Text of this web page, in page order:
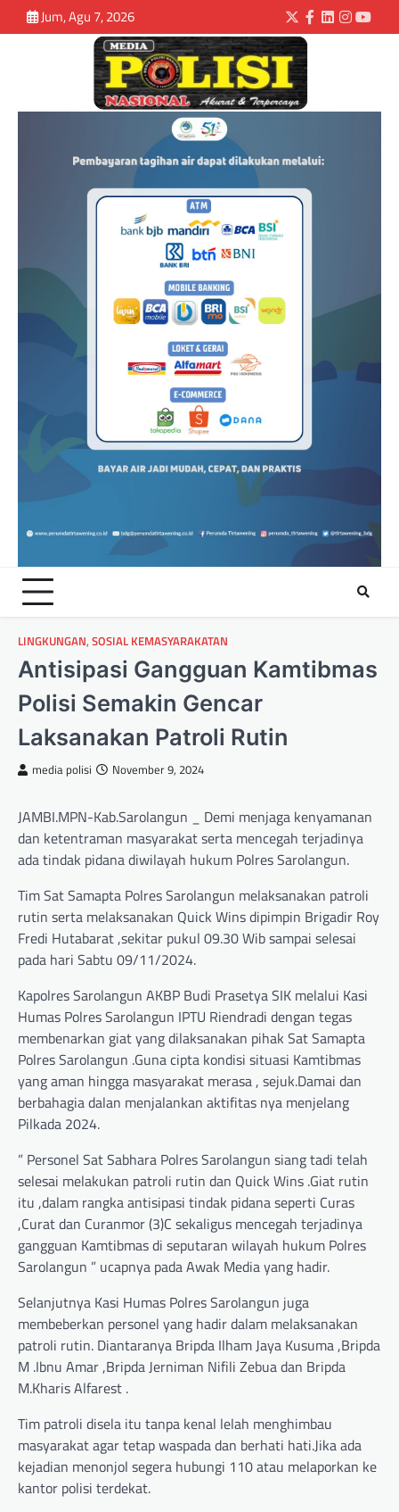
Jum, Agu 7, 2026
LINGKUNGAN, SOSIAL KEMASYARAKATAN
Antisipasi Gangguan Kamtibmas
Polisi Semakin Gencar
Laksanakan Patroli Rutin
media polisi November 9, 2024
JAMBI.MPN-Kab.Sarolangun _ Demi menjaga kenyamanan
dan ketentraman masyarakat serta mencegah terjadinya
ada tindak pidana diwilayah hukum Polres Sarolangun.
Tim Sat Samapta Polres Sarolangun melaksanakan patroli
rutin serta melaksanakan Quick Wins dipimpin Brigadir Roy
Fredi Hutabarat ,sekitar pukul 09.30 Wib sampai selesai
pada hari Sabtu 09/11/2024.
Kapolres Sarolangun AKBP Budi Prasetya SIK melalui Kasi
Humas Polres Sarolangun IPTU Riendradi dengan tegas
membenarkan giat yang dilaksanakan pihak Sat Samapta
Polres Sarolangun .Guna cipta kondisi situasi Kamtibmas
yang aman hingga masyarakat merasa , sejuk.Damai dan
berbahagia dalan menjalankan aktifitas nya menjelang
Pilkada 2024.
” Personel Sat Sabhara Polres Sarolangun siang tadi telah
selesai melakukan patroli rutin dan Quick Wins .Giat rutin
itu ,dalam rangka antisipasi tindak pidana seperti Curas
,Curat dan Curanmor (3)C sekaligus mencegah terjadinya
gangguan Kamtibmas di seputaran wilayah hukum Polres
Sarolangun ” ucapnya pada Awak Media yang hadir.
Selanjutnya Kasi Humas Polres Sarolangun juga
membeberkan personel yang hadir dalam melaksanakan
patroli rutin. Diantaranya Bripda Ilham Jaya Kusuma ,Bripda
M .Ibnu Amar ,Bripda Jerniman Nifili Zebua dan Bripda
M.Kharis Alfarest .
Tim patroli disela itu tanpa kenal lelah menghimbau
masyarakat agar tetap waspada dan berhati hati.Jika ada
kejadian menonjol segera hubungi 110 atau melaporkan ke
kantor polisi terdekat.